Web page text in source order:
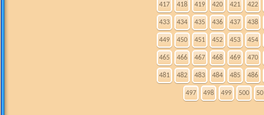
417 418 419 420 421 422
433 434 435 436 437 438
449 450 451 452 453 454
465 466 467 468 469 470
481 482 483 484 485 486
497 498 499 500